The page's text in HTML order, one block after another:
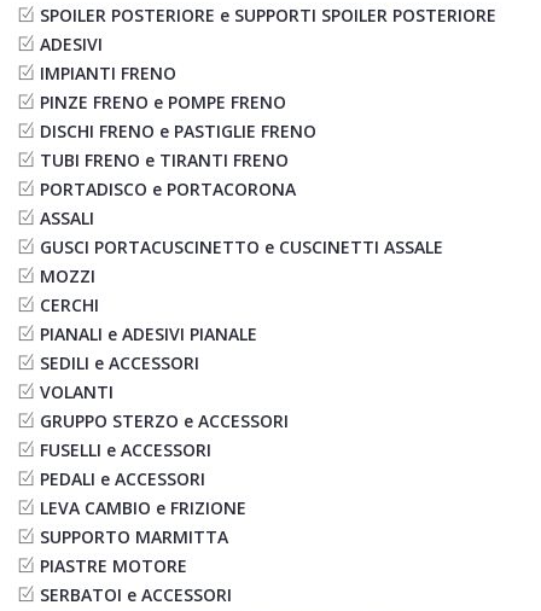
SPOILER POSTERIORE e SUPPORTI SPOILER POSTERIORE
ADESIVI
IMPIANTI FRENO
PINZE FRENO e POMPE FRENO
DISCHI FRENO e PASTIGLIE FRENO
TUBI FRENO e TIRANTI FRENO
PORTADISCO e PORTACORONA
ASSALI
GUSCI PORTACUSCINETTO e CUSCINETTI ASSALE
MOZZI
CERCHI
PIANALI e ADESIVI PIANALE
SEDILI e ACCESSORI
VOLANTI
GRUPPO STERZO e ACCESSORI
FUSELLI e ACCESSORI
PEDALI e ACCESSORI
LEVA CAMBIO e FRIZIONE
SUPPORTO MARMITTA
PIASTRE MOTORE
SERBATOI e ACCESSORI